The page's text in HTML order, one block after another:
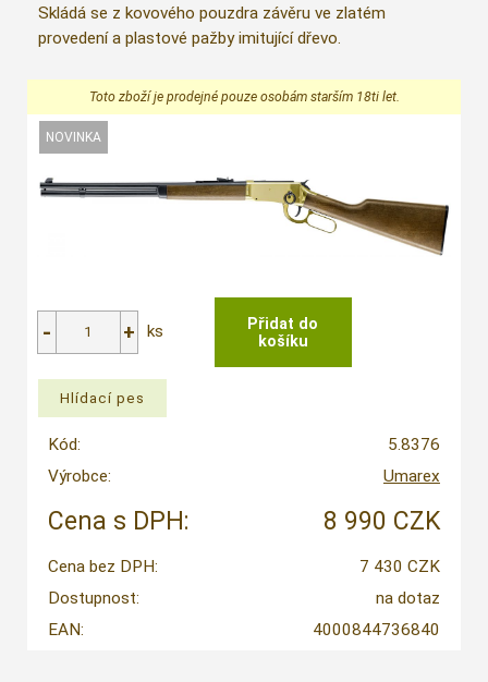
Skládá se z kovového pouzdra závěru ve zlatém
provedení a plastové pažby imitující dřevo.
Toto zboží je prodejné pouze osobám starším 18ti let.
ks
Kód:
5.8376
Výrobce:
Umarex
Cena s DPH: 8 990 CZK
Cena bez DPH:
7 430 CZK
Dostupnost:
na dotaz
EAN:
4000844736840